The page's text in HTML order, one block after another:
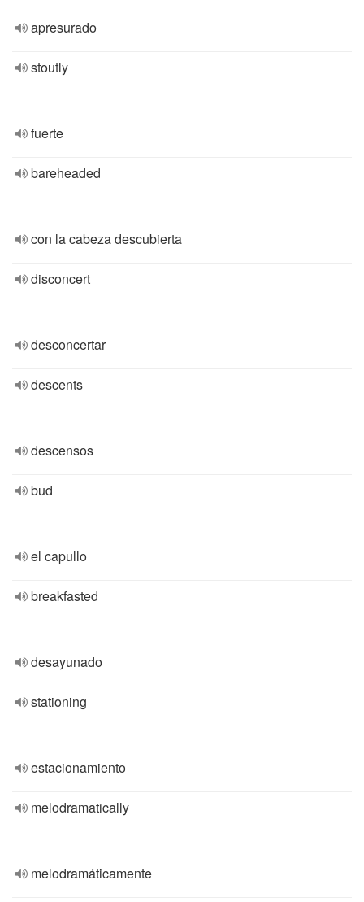
apresurado
stoutly
fuerte
bareheaded
con la cabeza descubierta
disconcert
desconcertar
descents
descensos
bud
el capullo
breakfasted
desayunado
stationing
estacionamiento
melodramatically
melodramáticamente